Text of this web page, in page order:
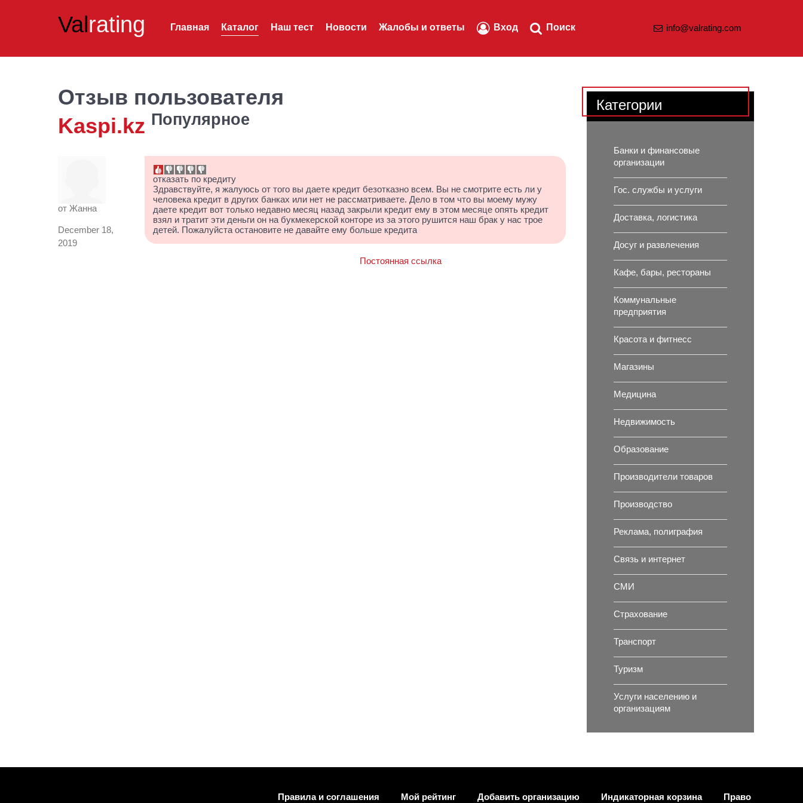
Valrating Главная Каталог Наш тест Новости Жалобы и ответы Вход Поиск info@valrating.com
Отзыв пользователя
Kaspi.kz Популярное
от Жанна
December 18,
2019
отказать по кредиту
Здравствуйте, я жалуюсь от того вы даете кредит безотказно всем. Вы не смотрите есть ли у
человека кредит в других банках или нет не рассматриваете. Дело в том что вы моему мужу
даете кредит вот только недавно месяц назад закрыли кредит ему в этом месяце опять кредит
взял и тратит эти деньги он на букмекерской конторе из за этого рушится наш брак у нас трое
детей. Пожалуйста остановите не давайте ему больше кредита
Постоянная ссылка
Категории
Банки и финансовые
организации
Гос. службы и услуги
Доставка, логистика
Досуг и развлечения
Кафе, бары, рестораны
Коммунальные
предприятия
Красота и фитнесс
Магазины
Медицина
Недвижимость
Образование
Производители товаров
Производство
Реклама, полиграфия
Связь и интернет
СМИ
Страхование
Транспорт
Туризм
Услуги населению и
организациям
Правила и соглашения Мой рейтинг Добавить организацию Индикаторная корзина Право